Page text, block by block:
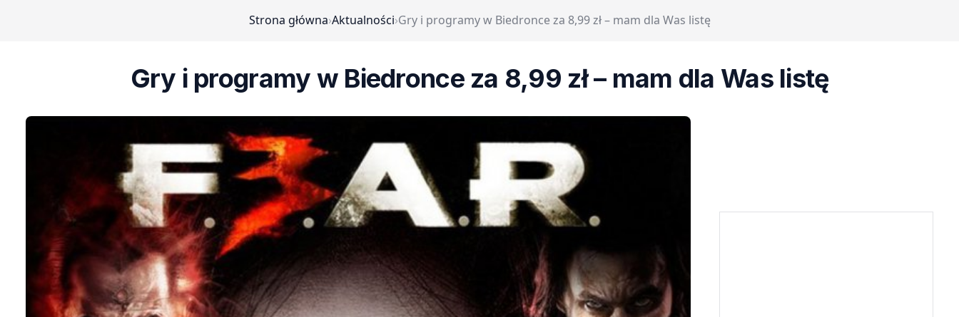
Strona główna›Aktualności›Gry i programy w Biedronce za 8,99 zł – mam dla Was listę
Gry i programy w Biedronce za 8,99 zł – mam dla Was listę